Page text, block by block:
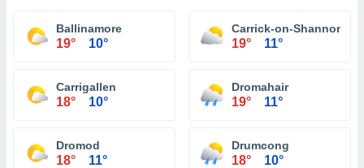
Ballinamore
19° 10°
Carrick-on-Shannon
19° 11°
Carrigallen
18° 10°
Dromahair
19° 11°
Dromod
18° 11°
Drumcong
18° 10°